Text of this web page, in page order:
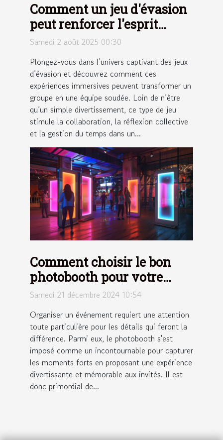
Comment un jeu d'évasion
peut renforcer l'esprit
d'équipe ?
Samedi 2 août 2025 00:30
Plongez-vous dans l’univers captivant des jeux
d’évasion et découvrez comment ces
expériences immersives peuvent transformer un
groupe en une équipe soudée. Loin de n’être
qu’un simple divertissement, ce type de jeu
stimule la collaboration, la réflexion collective
et la gestion du temps dans un...
Comment choisir le bon
photobooth pour votre
événement
Samedi 21 décembre 2024 10:54
Organiser un événement requiert une attention
toute particulière pour les détails qui feront la
différence. Parmi eux, le photobooth s'est
imposé comme un incontournable pour capturer
les moments forts en proposant une expérience
divertissante et mémorable aux invités. Il est
donc primordial de...